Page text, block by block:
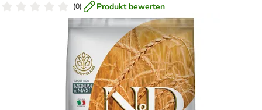
(0) Produkt bewerten